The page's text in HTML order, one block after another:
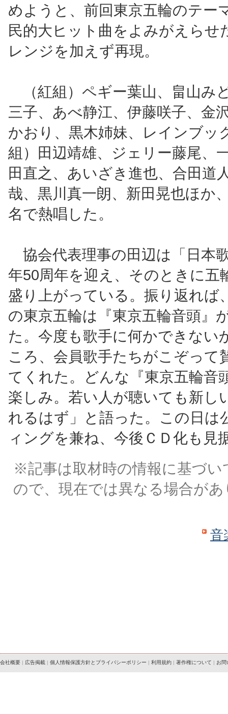
めようと、前回東京五輪のテー
民的大ヒット曲をよみがえらせ
レンジを加えず再現。
（紅組）ペギー葉山、畠山み
三子、あべ静江、伊藤咲子、金
かおり、黒木姉妹、レインブッ
組）田辺靖雄、ジェリー藤尾、
田直之、あいざき進也、合田道
哉、黒川真一朗、新田晃也ほか
名で熱唱した。
協会代表理事の田辺は「日本
年50周年を迎え、そのときに五
盛り上がっている。振り返れば
の東京五輪は『東京五輪音頭』
た。今度も歌手に何かできない
ころ、会員歌手たちがこぞって
てくれた。どんな『東京五輪音
楽しみ。若い人が聴いても新し
れるはず」と語った。この日は
ィングを兼ね、今後ＣＤ化も見
※記事は取材時の情報に基づい
ので、現在では異なる場合が
音
会社概要 | 広告掲載 | 個人情報保護方針とプライバシーポリシー | 利用規約 | 著作権について | お問